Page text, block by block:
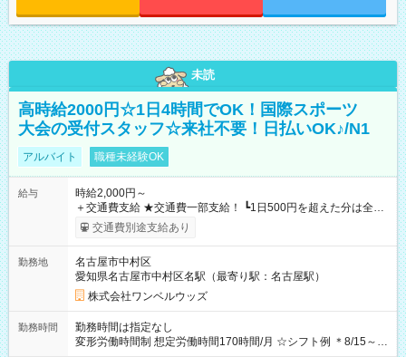
未読
高時給2000円☆1日4時間でOK！国際スポーツ
大会の受付スタッフ☆来社不要！日払いOK♪/N1
アルバイト 職種未経験OK
給与
時給2,000円～
＋交通費支給 ★交通費一部支給！ ┗1日500円を超えた分は全額
支給！ ※往復500円以内の方は自己負担となります ★日払い
OK！（規定あり） ┗働いたその日に現金GET♪ お仕事後はコン
期間なし
交通費別途支給あり
勤務地
名古屋市中村区
愛知県名古屋市中村区名駅（最寄り駅：名古屋駅）
株式会社ワンベルウッズ
勤務時間
勤務時間は指定なし
変形労働時間制 想定労働時間170時間/月 ☆シフト例 ＊8/15～